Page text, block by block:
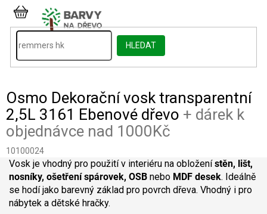
Přejít
obsah
HLEDAT
NÁKUPNÍ
KOŠÍK
Osmo Dekorační vosk transparentní
2,5L 3161 Ebenové dřevo + dárek k
objednávce nad 1000Kč
10100024
Vosk je vhodný pro použití v interiéru na obloženístěn, lišt,
nosníky, ošetření spárovek, OSB nebo MDF desek. Ideálně
se hodí jako barevný základ pro povrch dřeva. Vhodný i pro
nábytek a dětské hračky.